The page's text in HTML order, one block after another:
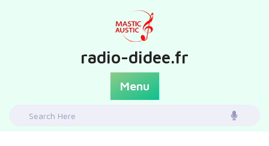
radio-didee.fr
Menu
Search